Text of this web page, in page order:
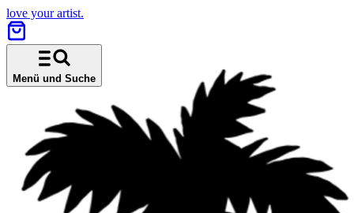
love your artist.
Menü und Suche